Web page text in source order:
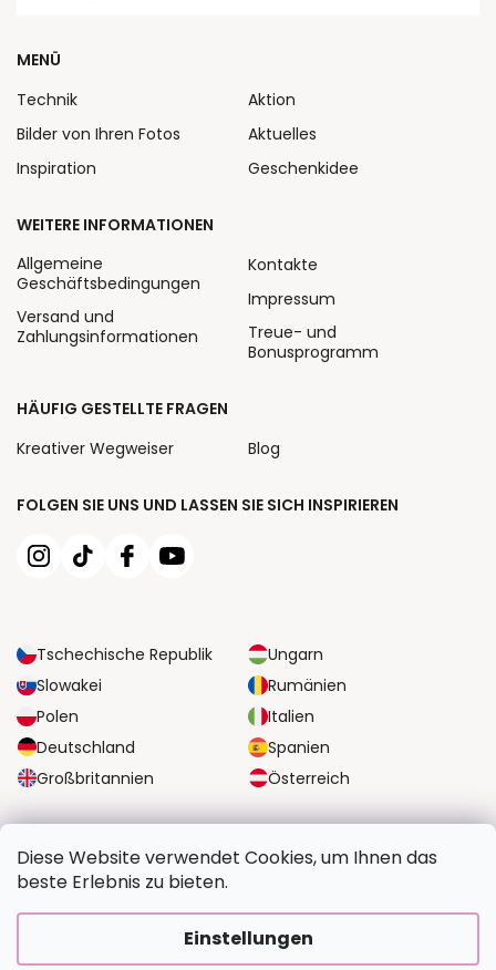
Diese Website verwendet Cookies, um Ihnen das
beste Erlebnis zu bieten.
Einstellungen
FOLGEN SIE UNS UND LASSEN SIE SICH INSPIRIEREN
Tschechische Republik
Ungarn
Slowakei
Rumänien
Polen
Italien
Deutschland
Spanien
Großbritannien
Österreich
MENÜ
Technik
Bilder von Ihren Fotos
Inspiration
Aktion
Aktuelles
Geschenkidee
WEITERE INFORMATIONEN
Allgemeine
Geschäftsbedingungen
Versand und
Zahlungsinformationen
Kontakte
Impressum
Treue- und
Bonusprogramm
HÄUFIG GESTELLTE FRAGEN
Kreativer Wegweiser
Blog
SICHERE ZAHLUNGSOPTIONEN